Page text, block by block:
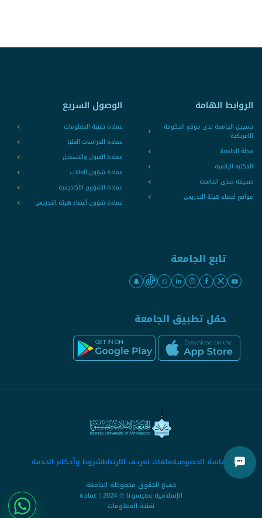
الروابط الهامة
تسجيل الجامعة لدى موقع الحكومة
الامريكية
مجلة الجامعة
المكتبة الرقمية
صحيفة صدى الجامعة
مواقع أعضاء هيئة التدريس
الوصول السريع
عمادة تقنية المعلومات
عمادة الدراسات العليا
عمادة القبول والتسجيل
عمادة شؤون الطلاب
عمادة الشؤون الأكاديمية
عمادة شؤون أعضاء هيئة التدريس
تابع الجامعة
حمّل تطبيق الجامعة
سياسة الخصوصيةملفات تعريف الارتباطشروط وأحكام الخدمة
جميع الحقوق محفوظة الجامعة
الإسلامية بمنيسوتا © 2024 | عمادة
تقنية المعلومات